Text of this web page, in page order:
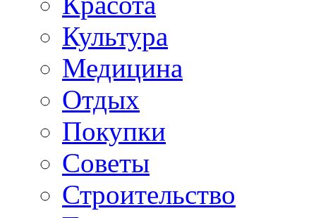
Культура
Медицина
Отдых
Покупки
Советы
Строительство